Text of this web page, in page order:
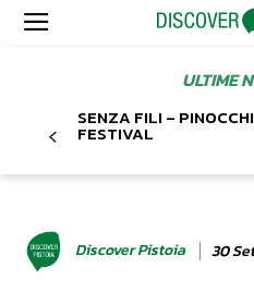
ULTIME
SENZA FILI –
FESTIVAL
Discover Pistoia 30